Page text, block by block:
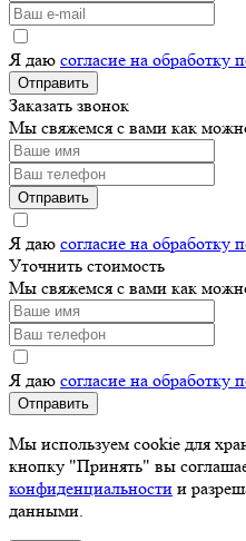
Я даю согласие на обработку
Отправить
Заказать звонок
Мы свяжемся с вами как
Отправить
Я даю согласие на обработку
Уточнить стоимость
Мы свяжемся с вами как
Я даю согласие на обработку
Отправить
Мы используем cookie для
кнопку "Принять" вы
конфиденциальности и
данными.